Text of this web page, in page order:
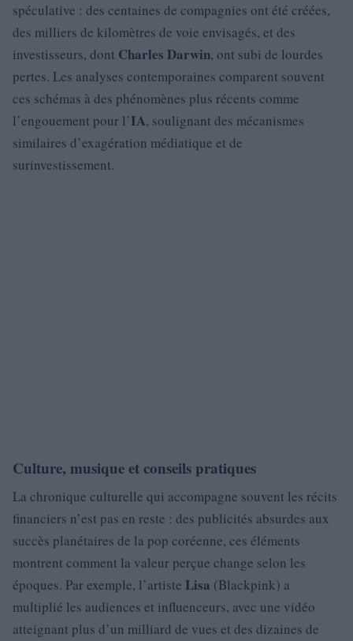
spéculative : des centaines de compagnies ont été créées,
des milliers de kilomètres de voie envisagés, et des
investisseurs, dont Charles Darwin, ont subi de lourdes
pertes. Les analyses contemporaines comparent souvent
ces schémas à des phénomènes plus récents comme
l’engouement pour l’IA, soulignant des mécanismes
similaires d’exagération médiatique et de
surinvestissement.
Culture, musique et conseils pratiques
La chronique culturelle qui accompagne souvent les récits
financiers n’est pas en reste : des publicités absurdes aux
succès planétaires de la pop coréenne, ces éléments
montrent comment la valeur perçue change selon les
époques. Par exemple, l’artiste Lisa (Blackpink) a
multiplié les audiences et influenceurs, avec une vidéo
atteignant plus d’un milliard de vues et des dizaines de